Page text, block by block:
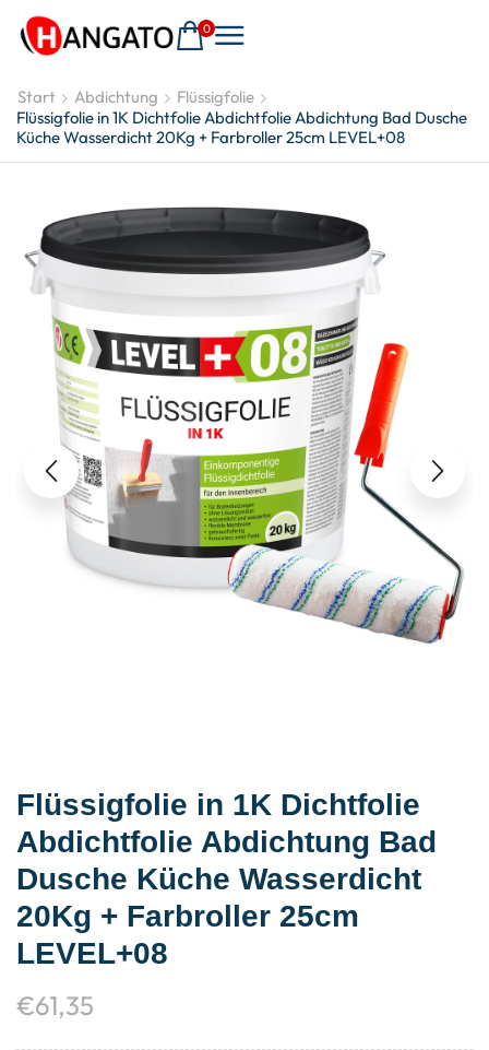
0
Start Abdichtung
Flüssigfolie
Flüssigfolie in 1K Dichtfolie Abdichtfolie Abdichtung Bad Dusche
Küche Wasserdicht 20Kg + Farbroller 25cm LEVEL+08
Flüssigfolie in 1K Dichtfolie
Abdichtfolie Abdichtung Bad
Dusche Küche Wasserdicht
20Kg + Farbroller 25cm
LEVEL+08
€61,35